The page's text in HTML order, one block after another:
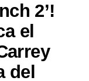
2’!
el
del